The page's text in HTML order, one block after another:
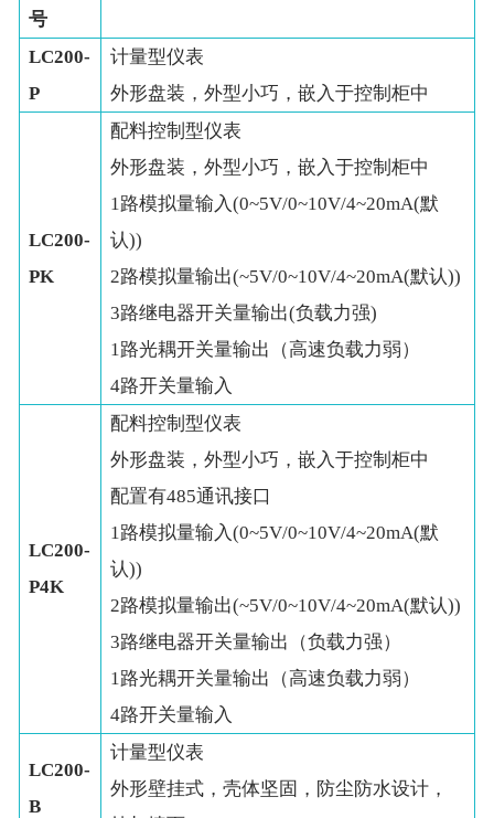
号
LC200-
P
计量型仪表
外形盘装，外型小巧，嵌入于控制柜中
LC200-
PK
配料控制型仪表
外形盘装，外型小巧，嵌入于控制柜中
1路模拟量输入(0~5V/0~10V/4~20mA(默
认))
2路模拟量输出(~5V/0~10V/4~20mA(默认))
3路继电器开关量输出(负载力强)
1路光耦开关量输出（高速负载力弱）
4路开关量输入
LC200-
P4K
配料控制型仪表
外形盘装，外型小巧，嵌入于控制柜中
配置有485通讯接口
1路模拟量输入(0~5V/0~10V/4~20mA(默
认))
2路模拟量输出(~5V/0~10V/4~20mA(默认))
3路继电器开关量输出（负载力强）
1路光耦开关量输出（高速负载力弱）
4路开关量输入
LC200-
B
计量型仪表
外形壁挂式，壳体坚固，防尘防水设计，